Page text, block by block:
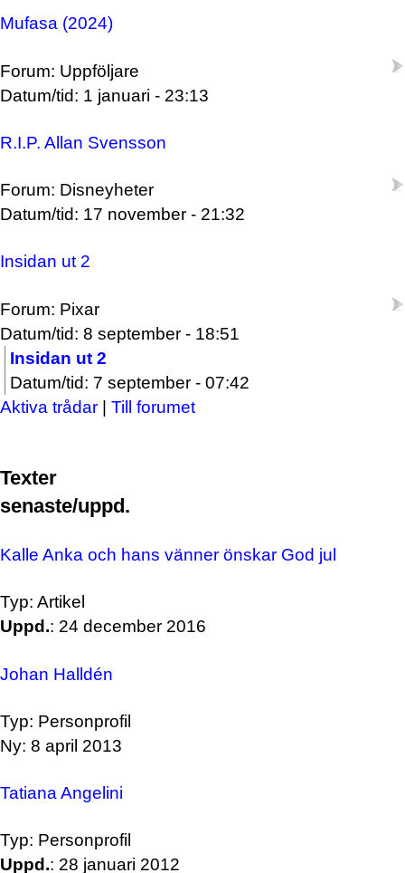
Mufasa (2024)
Forum: Uppföljare
Datum/tid: 1 januari - 23:13
R.I.P. Allan Svensson
Forum: Disneyheter
Datum/tid: 17 november - 21:32
Insidan ut 2
Forum: Pixar
Datum/tid: 8 september - 18:51
Insidan ut 2
Datum/tid: 7 september - 07:42
Aktiva trådar | Till forumet
Texter
senaste/uppd.
Kalle Anka och hans vänner önskar God jul
Typ: Artikel
Uppd.: 24 december 2016
Johan Halldén
Typ: Personprofil
Ny: 8 april 2013
Tatiana Angelini
Typ: Personprofil
Uppd.: 28 januari 2012